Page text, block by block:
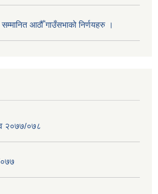
आठौँ गाउँसभाको निर्णयहरु ।
२०७७/०७८
०७७